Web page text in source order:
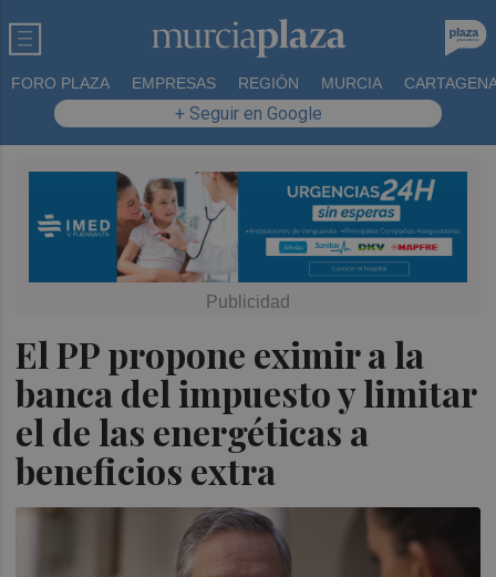
FORO PLAZA EMPRESAS REGIÓN MURCIA
+ Seguir en Google
El PP propone eximir a la
banca del impuesto y limitar
el de las energéticas a
beneficios extra